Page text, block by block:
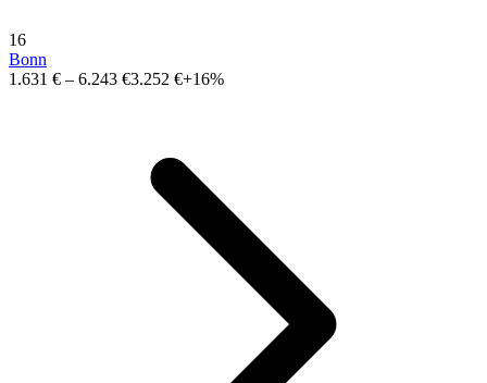
16
Bonn
1.631 € – 6.243 €3.252 €+16%